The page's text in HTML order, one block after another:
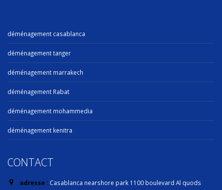
déménagement casablanca
déménagement tanger
déménagement marrakech
déménagement Rabat
déménagement mohammedia
déménagement kenitra
CONTACT
adresse : Casablanca nearshore park 1100 boulevard Al quods